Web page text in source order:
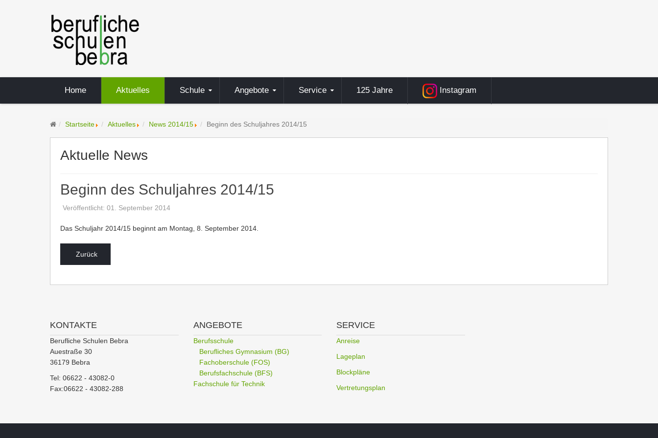
Home Aktuelles Schule Angebote Service 125 Jahre Instagram
Startseite Aktuelles News 2014/15 Beginn des Schuljahres 2014/15
Aktuelle News
Beginn des Schuljahres 2014/15
Veröffentlicht: 01. September 2014
Das Schuljahr 2014/15 beginnt am Montag, 8. September 2014.
Zurück
KONTAKTE
Berufliche Schulen Bebra
Auestraße 30
36179 Bebra
Tel: 06622 - 43082-0
Fax:06622 - 43082-288
ANGEBOTE
Berufsschule
Berufliches Gymnasium (BG)
Fachoberschule (FOS)
Berufsfachschule (BFS)
Fachschule für Technik
SERVICE
Anreise
Lageplan
Blockpläne
Vertretungsplan